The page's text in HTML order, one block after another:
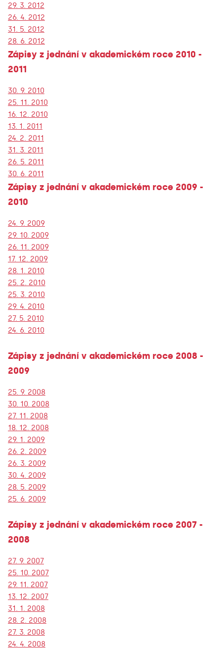
29. 3. 2012
26. 4. 2012
31. 5. 2012
28. 6. 2012
Zápisy z jednání v akademickém roce 2010 -
2011
30. 9. 2010
25. 11. 2010
16. 12. 2010
13. 1. 2011
24. 2. 2011
31. 3. 2011
26. 5. 2011
30. 6. 2011
Zápisy z jednání v akademickém roce 2009 -
2010
24. 9. 2009
29. 10. 2009
26. 11. 2009
17. 12. 2009
28. 1. 2010
25. 2. 2010
25. 3. 2010
29. 4. 2010
27. 5. 2010
24. 6. 2010
Zápisy z jednání v akademickém roce 2008 -
2009
25. 9. 2008
30. 10. 2008
27. 11. 2008
18. 12. 2008
29. 1. 2009
26. 2. 2009
26. 3. 2009
30. 4. 2009
28. 5. 2009
25. 6. 2009
Zápisy z jednání v akademickém roce 2007 -
2008
27. 9. 2007
25. 10. 2007
29. 11. 2007
13. 12. 2007
31. 1. 2008
28. 2. 2008
27. 3. 2008
24. 4. 2008